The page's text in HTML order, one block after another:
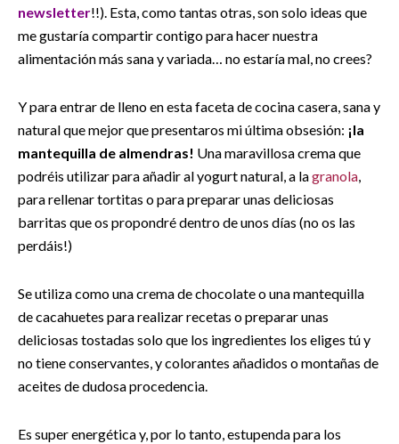
newsletter!!). Esta, como tantas otras, son solo ideas que
me gustaría compartir contigo para hacer nuestra
alimentación más sana y variada… no estaría mal, no crees?
Y para entrar de lleno en esta faceta de cocina casera, sana y
natural que mejor que presentaros mi última obsesión: ¡la
mantequilla de almendras! Una maravillosa crema que
podréis utilizar para añadir al yogurt natural, a lagranola,
para rellenar tortitas o para preparar unas deliciosas
barritas que os propondré dentro de unos días (no os las
perdáis!)
Se utiliza como una crema de chocolate o una mantequilla
de cacahuetes para realizar recetas o preparar unas
deliciosas tostadas solo que los ingredientes los eliges tú y
no tiene conservantes, y colorantes añadidos o montañas de
aceites de dudosa procedencia.
Es super energética y, por lo tanto, estupenda para los